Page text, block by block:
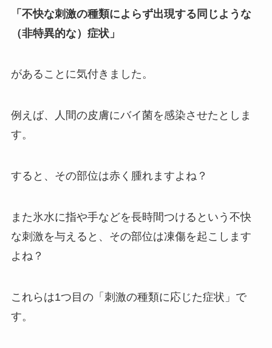
「不快な刺激の種類によらず出現する同じような
（非特異的な）症状」
があることに気付きました。
例えば、人間の皮膚にバイ菌を感染させたとしま
す。
すると、その部位は赤く腫れますよね？
また氷水に指や手などを長時間つけるという不快
な刺激を与えると、その部位は凍傷を起こします
よね？
これらは1つ目の「刺激の種類に応じた症状」で
す。